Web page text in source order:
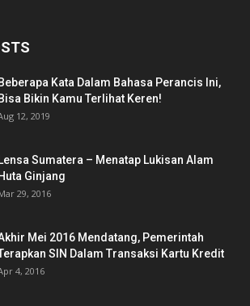
Beberapa Kata Dalam Bahasa Perancis Ini,
Bisa Bikin Kamu Terlihat Keren!
12, 2019
Lensa Sumatera – Menatap Lukisan Alam
Huta Ginjang
29, 2016
Mei 2016 Mendatang, Pemerintah
SIN Dalam Transaksi Kartu Kredit
4, 2016